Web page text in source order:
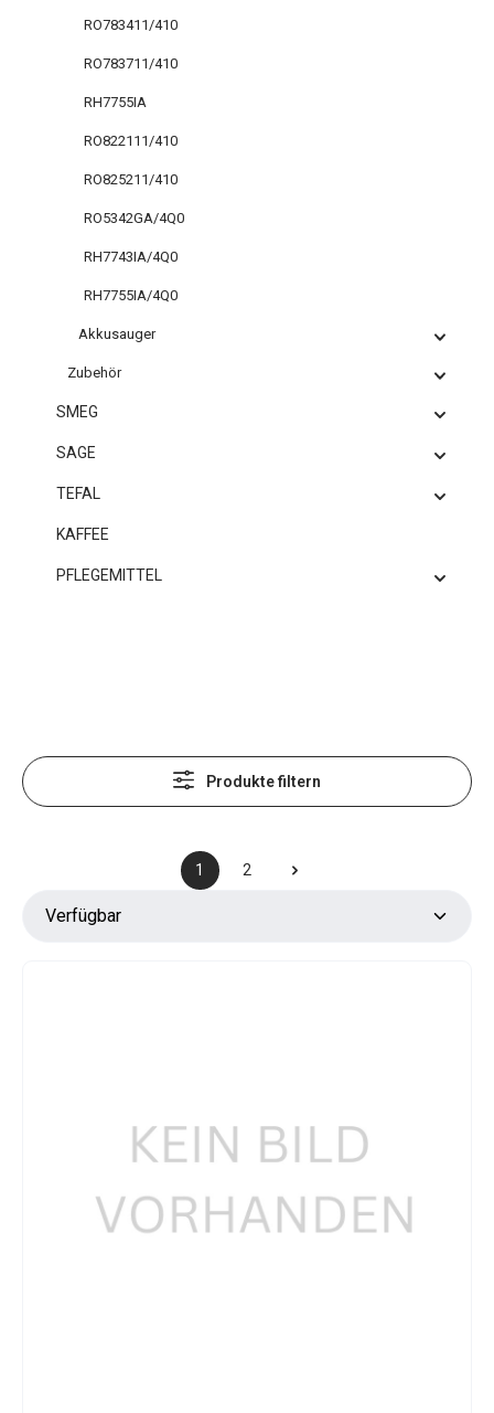
RO783411/410
RO783711/410
RH7755IA
RO822111/410
RO825211/410
RO5342GA/4Q0
RH7743IA/4Q0
RH7755IA/4Q0
Akkusauger
Zubehör
SMEG
SAGE
TEFAL
KAFFEE
PFLEGEMITTEL
Produkte filtern
Seite
1
Seite
2